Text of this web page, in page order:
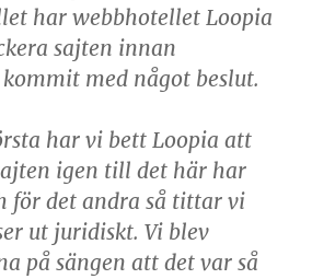
har webbhotellet Loopia
sajten innan
med något beslut.
har vi bett Loopia att
igen till det här har
för det andra så tittar vi
ut juridiskt. Vi blev
på sängen att det var så